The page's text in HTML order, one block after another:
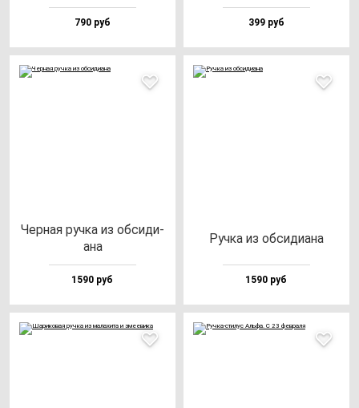
790 руб 399 руб
Чер­ная руч­ка из об­си­ди­
ана
1590 руб
Руч­ка из об­си­ди­ана
1590 руб